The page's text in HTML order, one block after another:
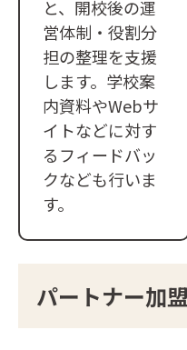
と、開校後の運
営体制・役割分
担の整理を支援
します。学校案
内資料やWebサ
イトなどに対す
るフィードバッ
クなども行いま
す。
パートナー加